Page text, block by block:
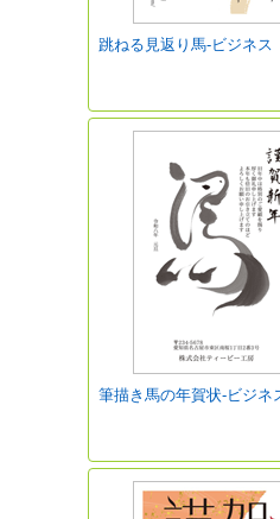
跳ねる見返り馬-ビジネス
筆描き馬の年賀状-ビジネ